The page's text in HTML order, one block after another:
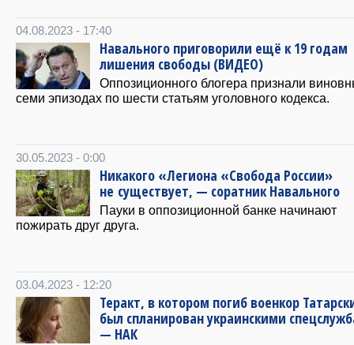
04.08.2023 - 17:40
Навального приговорили ещё к 19 годам
лишения свободы (ВИДЕО)
Оппозиционного блогера признали
семи эпизодах по шести статьям уголовного кодекса.
30.05.2023 - 0:00
Никакого «Легиона «Свобода России»
не существует, — соратник Навального
Пауки в оппозиционной банке начинают
пожирать друг друга.
03.04.2023 - 12:20
Теракт, в котором погиб военкор
был спланирован украинскими
— НАК